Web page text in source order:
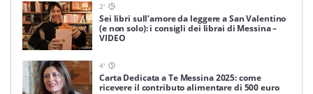
2'
Sei libri sull’amore da leggere a San Valentino
(e non solo): i consigli dei librai di Messina –
VIDEO
4'
Carta Dedicata a Te Messina 2025: come
ricevere il contributo alimentare di 500 euro